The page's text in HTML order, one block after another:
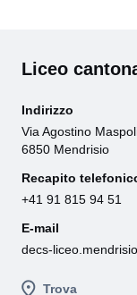
Liceo
Trova
Indirizzo
Via Agostino
6850 Mendrisio
Recapito
+41 91 815 94 51
E-mail
decs-